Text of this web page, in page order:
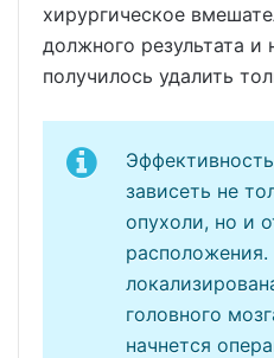
хирургическое
должного результата и
получилось удалить
зависеть не
опухоли, но и
расположения.
головного
начнется